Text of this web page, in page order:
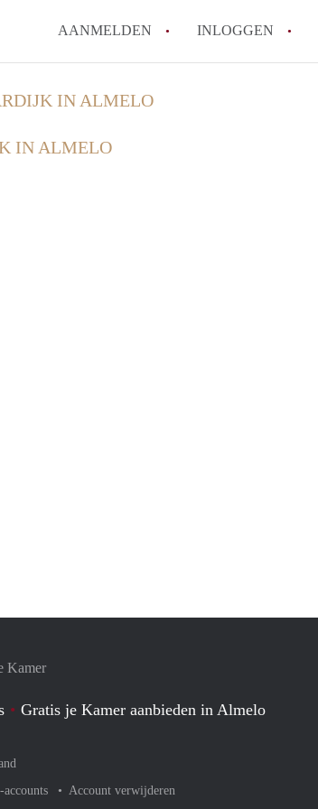
AANMELDEN INLOGGEN
IN ALMELO
IN ALMELO
Kamer
Gratis je Kamer aanbieden in Almelo
Account verwijderen